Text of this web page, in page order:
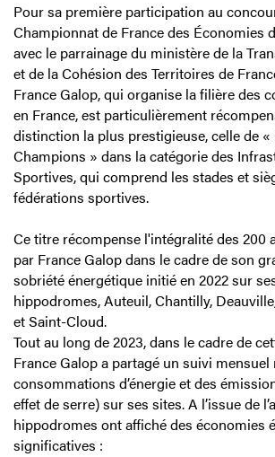
Pour sa première participation au
Championnat de France des Économies
avec le parrainage du ministère de la
et de la Cohésion des Territoires de
France Galop, qui organise la filière des
en France, est particulièrement
distinction la plus prestigieuse, celle de
Champions » dans la catégorie des
Sportives, qui comprend les stades et
fédérations sportives.
Ce titre récompense l'intégralité des 200
par France Galop dans le cadre de son
sobriété énergétique initié en 2022 sur
hippodromes, Auteuil, Chantilly,
et Saint-Cloud.
Tout au long de 2023, dans le cadre de
France Galop a partagé un suivi
consommations d’énergie et des
effet de serre) sur ses sites. A l’issue de
hippodromes ont affiché des économies
significatives :